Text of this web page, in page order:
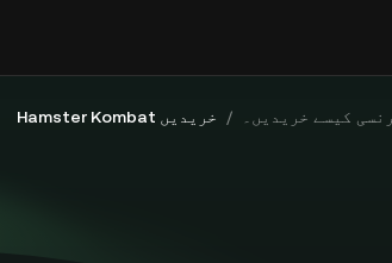
کیسے خریدیں۔ / خریدیں Hamster Kombat